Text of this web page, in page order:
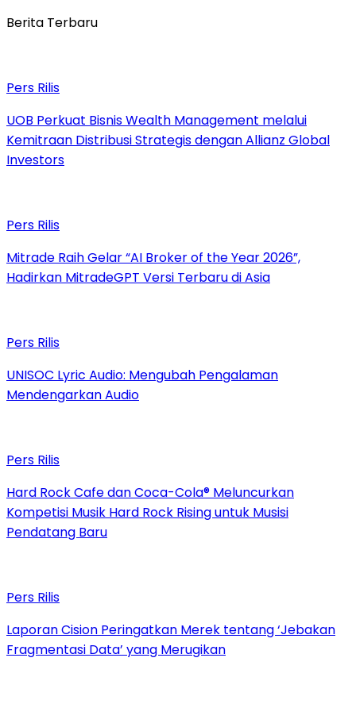
Berita Terbaru
Pers Rilis
UOB Perkuat Bisnis Wealth Management melalui
Kemitraan Distribusi Strategis dengan Allianz Global
Investors
Pers Rilis
Mitrade Raih Gelar “AI Broker of the Year 2026”,
Hadirkan MitradeGPT Versi Terbaru di Asia
Pers Rilis
UNISOC Lyric Audio: Mengubah Pengalaman
Mendengarkan Audio
Pers Rilis
Hard Rock Cafe dan Coca-Cola® Meluncurkan
Kompetisi Musik Hard Rock Rising untuk Musisi
Pendatang Baru
Pers Rilis
Laporan Cision Peringatkan Merek tentang ‘Jebakan
Fragmentasi Data’ yang Merugikan